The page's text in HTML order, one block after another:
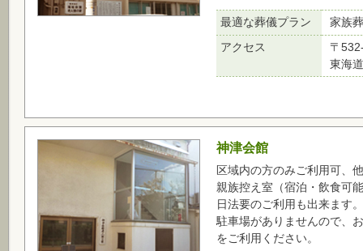
最適な葬儀プラン
家族
アクセス
〒
東海
神津会館
区域内の方のみご利用可、
親族控え室（宿泊・飲食可
日法要のご利用も出来ます。
駐車場がありませんので、
をご利用ください。